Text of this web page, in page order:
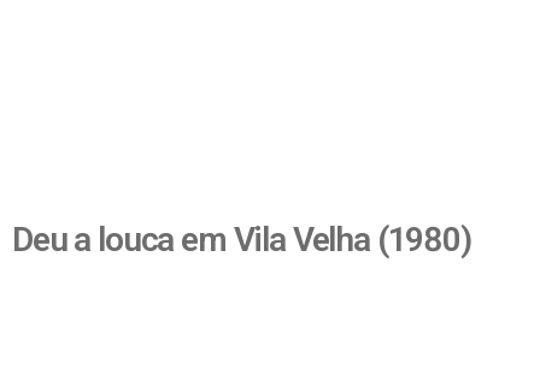
Deu a louca em Vila Velha (1980)